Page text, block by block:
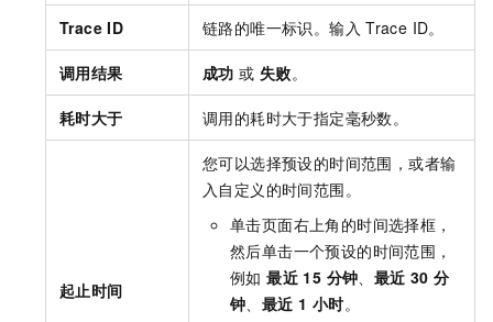
Trace ID 链路的唯一标识。输入 Trace ID。
调用结果 成功 或 失败。
耗时大于 调用的耗时大于指定毫秒数。
起止时间
您可以选择预设的时间范围，或者输
入自定义的时间范围。
单击页面右上角的时间选择框，
然后单击一个预设的时间范围，
例如最近 15 分钟、 最近 30 分
钟、 最近 1 小时。